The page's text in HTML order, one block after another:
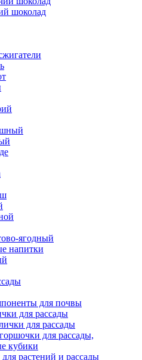
шоколад
ягодный
напитки
для почвы
для рассады
для рассады
для рассады,
кубики
растений и рассады